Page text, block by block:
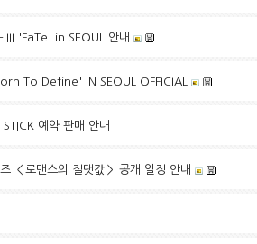
'FaTe' in SEOUL 안내
To Define' IN SEOUL OFFICIAL
예약 판매 안내
＜로맨스의 절댓값＞ 공개 일정 안내